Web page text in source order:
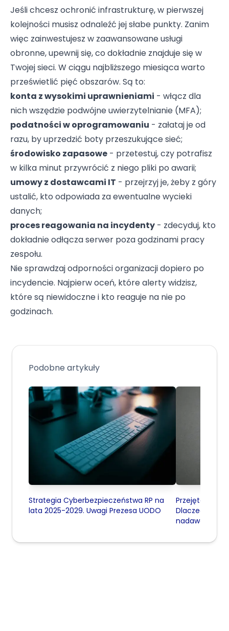
Jeśli chcesz ochronić infrastrukturę, w pierwszej
kolejności musisz odnaleźć jej słabe punkty. Zanim
więc zainwestujesz w zaawansowane usługi
obronne, upewnij się, co dokładnie znajduje się w
Twojej sieci. W ciągu najbliższego miesiąca warto
prześwietlić pięć obszarów. Są to:
konta z wysokimi uprawnieniami - włącz dla
nich wszędzie podwójne uwierzytelnianie (MFA);
podatności w oprogramowaniu - załataj je od
razu, by uprzedzić boty przeszukujące sieć;
środowisko zapasowe - przetestuj, czy potrafisz
w kilka minut przywrócić z niego pliki po awarii;
umowy z dostawcami IT - przejrzyj je, żeby z góry
ustalić, kto odpowiada za ewentualne wycieki
danych;
proces reagowania na incydenty - zdecyduj, kto
dokładnie odłącza serwer poza godzinami pracy
zespołu.
Nie sprawdzaj odporności organizacji dopiero po
incydencie. Najpierw oceń, które alerty widzisz,
które są niewidoczne i kto reaguje na nie po
godzinach.
Podobne artykuły
Strategia Cyberbezpieczeństwa RP na
lata 2025-2029. Uwagi Prezesa UODO
Przejęta
Dlaczego
nadawcy" jest